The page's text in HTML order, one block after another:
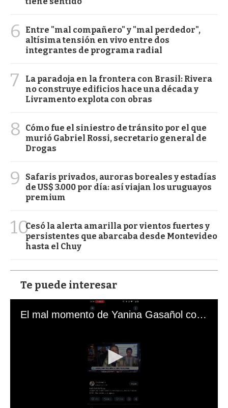
6
Entre "mal compañero" y "mal perdedor",
altísima tensión en vivo entre dos
integrantes de programa radial
7
La paradoja en la frontera con Brasil: Rivera
no construye edificios hace una década y
Livramento explota con obras
8
Cómo fue el siniestro de tránsito por el que
murió Gabriel Rossi, secretario general de
Drogas
9
Safaris privados, auroras boreales y estadías
de US$ 3.000 por día: así viajan los uruguayos
premium
10Cesó la alerta amarilla por vientos fuertes y
persistentes que abarcaba desde Montevideo
hasta el Chuy
Te puede interesar
El mal momento de Yanina Gasañol con un hincha argentino en "Subrayado"